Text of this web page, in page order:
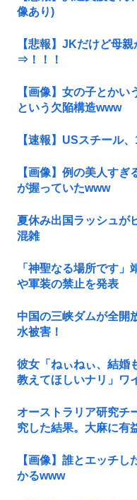
像あり)
【悲報】JKだけど母
⇒！！！
【画像】女の子とかい
という欠陥構造www
【速報】USスチール
【画像】例の美人す
が握っていたwww
夏休み出国ラッシュ
混雑
「神聖なる場所です
や軍装の禁止を発表
中国の三峡ダムが全開
水被害！
彼女「ねぃねぃ、結婚
教えてほしいナリ」ワ
オーストラリア研究チ
究した結果。大麻に有
【画像】誰とエッチ
かるwww